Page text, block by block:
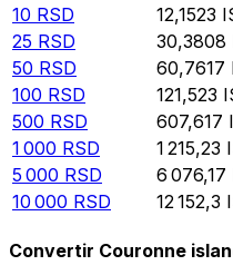
10 RSD 12,1523
25 RSD 30,3808
50 RSD 60,7617
100 RSD 121,523
500 RSD 607,617
1 000 RSD 1 215,23
5 000 RSD 6 076,17
10 000 RSD 12 152,3
Convertir Couronne